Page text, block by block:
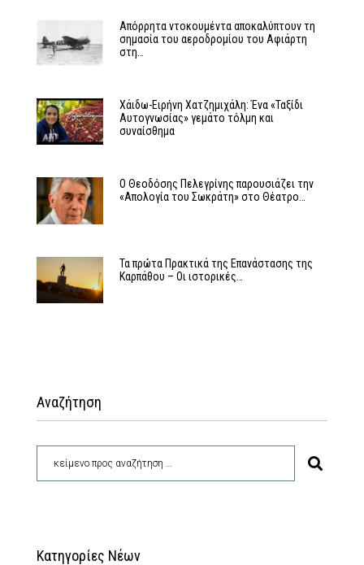
Απόρρητα ντοκουμέντα αποκαλύπτουν τη
σημασία του αεροδρομίου του Αφιάρτη
στη…
Χάιδω-Ειρήνη Χατζημιχάλη: Ένα «Ταξίδι
Αυτογνωσίας» γεμάτο τόλμη και
συναίσθημα
Ο Θεοδόσης Πελεγρίνης παρουσιάζει την
«Απολογία του Σωκράτη» στο Θέατρο…
Τα πρώτα Πρακτικά της Επανάστασης της
Καρπάθου – Οι ιστορικές…
Αναζήτηση
Κατηγορίες Νέων